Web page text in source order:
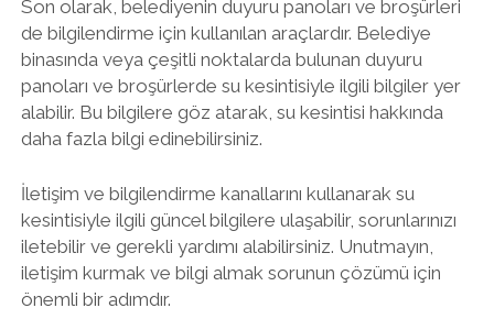
Son olarak, belediyenin duyuru panoları ve broşürleri
de bilgilendirme için kullanılan araçlardır. Belediye
binasında veya çeşitli noktalarda bulunan duyuru
panoları ve broşürlerde su kesintisiyle ilgili bilgiler yer
alabilir. Bu bilgilere göz atarak, su kesintisi hakkında
daha fazla bilgi edinebilirsiniz.
İletişim ve bilgilendirme kanallarını kullanarak su
kesintisiyle ilgili güncel bilgilere ulaşabilir, sorunlarınızı
iletebilir ve gerekli yardımı alabilirsiniz. Unutmayın,
iletişim kurmak ve bilgi almak sorunun çözümü için
önemli bir adımdır.